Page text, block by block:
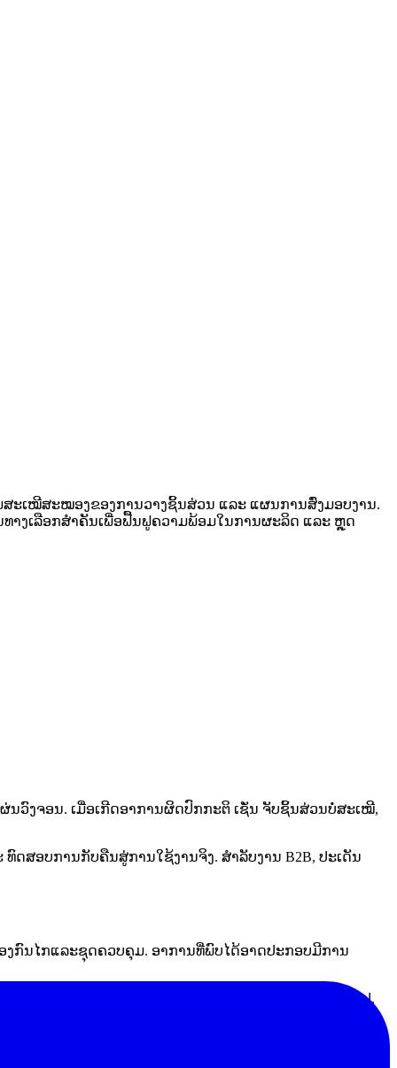
ສະເໝີສະໝອງຂອງການວາງຊິ້ນສ່ວນ ແລະ ແຜນການສົ່ງມອບງານ.
ທາງເລືອກສຳຄັນເພື່ອຟື້ນຟູຄວາມພ້ອມໃນການຜະລິດ ແລະ ຫຼຸດ
ນວົງຈອນ. ເມື່ອເກີດອາການຜິດປົກກະຕິ ເຊັ່ນ ຈັບຊິ້ນສ່ວນບໍ່ສະເໝີ,
ສອບການກັບຄືນສູ່ການໃຊ້ງານຈິງ. ສຳລັບງານ B2B, ປະເດັນ
ງກົນໄກແລະຊຸດຄວບຄຸມ. ອາການທີ່ພົບໄດ້ອາດປະກອບມີການ
ຳຂອງທັງການປະກອບ ແລະ ນຳໄປສູ່ຂອງເສຍໃນຂັ້ນຕອນຖັດໄປ.